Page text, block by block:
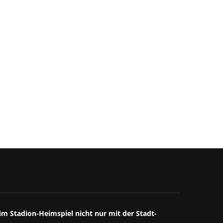
Stadion-Heimspiel nicht nur mit der Stadt-